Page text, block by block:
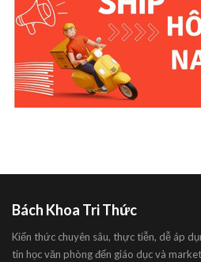
Bách Khoa Tri Thức
Kiến thức chuyên sâu, thực tiễn, dễ áp
tin học văn phòng đến giáo dục và